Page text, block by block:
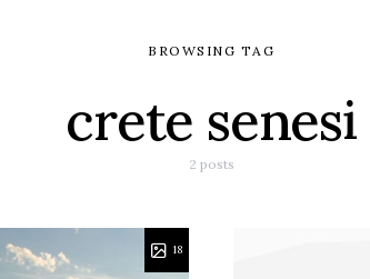
BROWSING TAG
crete senesi
2 posts
18